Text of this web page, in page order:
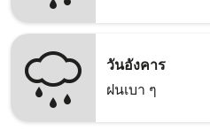
วันอังคาร
ฝนเบา ๆ